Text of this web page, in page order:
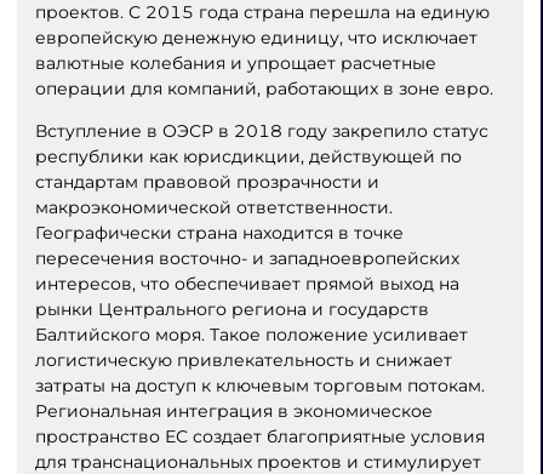
проектов. С 2015 года страна перешла на единую
европейскую денежную единицу, что исключает
валютные колебания и упрощает расчетные
операции для компаний, работающих в зоне евро.
Вступление в ОЭСР в 2018 году закрепило статус
республики как юрисдикции, действующей по
стандартам правовой прозрачности и
макроэкономической ответственности.
Географически страна находится в точке
пересечения восточно- и западноевропейских
интересов, что обеспечивает прямой выход на
рынки Центрального региона и государств
Балтийского моря. Такое положение усиливает
логистическую привлекательность и снижает
затраты на доступ к ключевым торговым потокам.
Региональная интеграция в экономическое
пространство ЕС создает благоприятные условия
для транснациональных проектов и стимулирует